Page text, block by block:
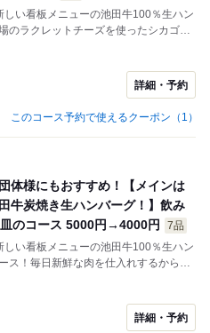
しい看板メニューの池田牛100％生ハン
のラクレットチーズを使ったシカゴピ
ス！毎日新鮮な肉を仕入れするから提
！そのままでも召し上がれますが、焼
焼き加減でも召し上がれます！お酒と
ンバーグをコースでリーズナブルにご
詳細・予約
このコース予約で使えるクーポン（1）
体様にもおすすめ！【メインは
牛炭焼き生ハンバーグ！】飲み
のコース 5000円→4000円
7品
しい看板メニューの池田牛100％生ハン
ス！毎日新鮮な肉を仕入れするから提
ーグは見た目は普通のハンバーグだが
焼き加減でも召し上がれます！お酒と
ンバーグをコースでリーズナブルにご
詳細・予約